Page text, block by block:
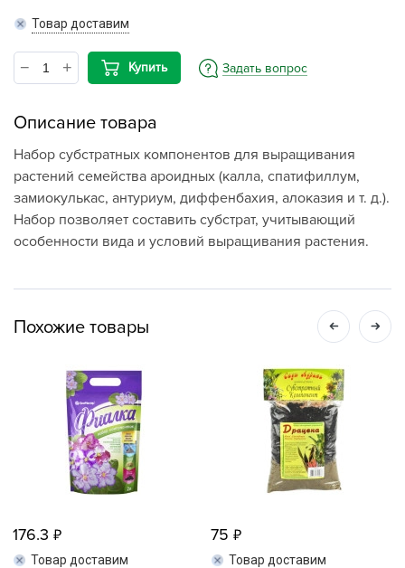
Товар доставим
Купить Задать вопрос
Описание товара
Набор субстратных компонентов для выращивания
растений семейства ароидных (калла, спатифиллум,
замиокулькас, антуриум, диффенбахия, алоказия и т. д.).
Набор позволяет составить субстрат, учитывающий
особенности вида и условий выращивания растения.
Похожие товары
176.3
Товар доставим
75
Товар доставим